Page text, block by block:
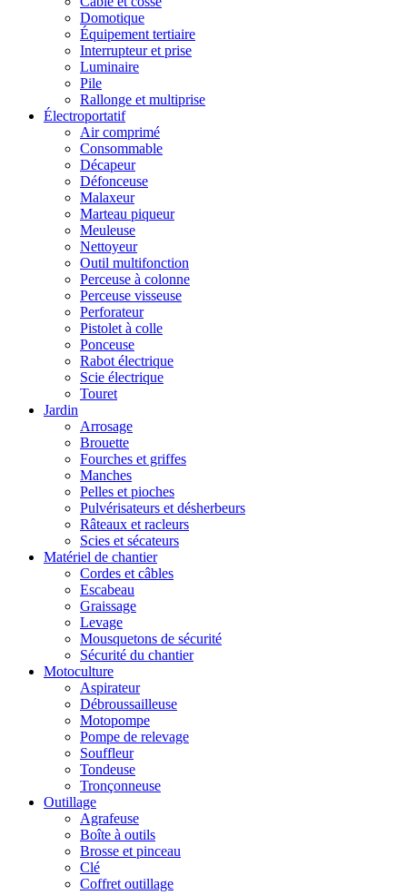
Domotique
Équipement tertiaire
Interrupteur et prise
Luminaire
Pile
Rallonge et multiprise
Électroportatif
Air comprimé
Consommable
Décapeur
Défonceuse
Malaxeur
Marteau piqueur
Meuleuse
Nettoyeur
Outil multifonction
Perceuse à colonne
Perceuse visseuse
Perforateur
Pistolet à colle
Ponceuse
Rabot électrique
Scie électrique
Touret
Jardin
Arrosage
Brouette
Fourches et griffes
Manches
Pelles et pioches
Pulvérisateurs et désherbeurs
Râteaux et racleurs
Scies et sécateurs
Matériel de chantier
Cordes et câbles
Escabeau
Graissage
Levage
Mousquetons de sécurité
Sécurité du chantier
Motoculture
Aspirateur
Débroussailleuse
Motopompe
Pompe de relevage
Souffleur
Tondeuse
Tronçonneuse
Outillage
Agrafeuse
Boîte à outils
Brosse et pinceau
Clé
Coffret outillage